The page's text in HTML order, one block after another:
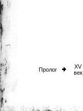
Пролог
XV
век